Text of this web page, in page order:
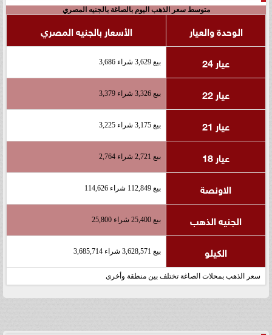
متوسط سعر الذهب اليوم بالصاغة بالجنيه المصري
الوحدة والعيار
الأسعار بالجنيه المصري
عيار 24
بيع 3,629 شراء 3,686
عيار 22 بيع 3,326 شراء 3,379
عيار 21 بيع 3,175 شراء 3,225
عيار 18 بيع 2,721 شراء 2,764
الاونصة بيع 112,849 شراء 114,626
الجنيه الذهب بيع 25,400 شراء 25,800
الكيلو بيع 3,628,571 شراء 3,685,714
سعر الذهب بمحلات الصاغة تختلف بين منطقة وأخرى